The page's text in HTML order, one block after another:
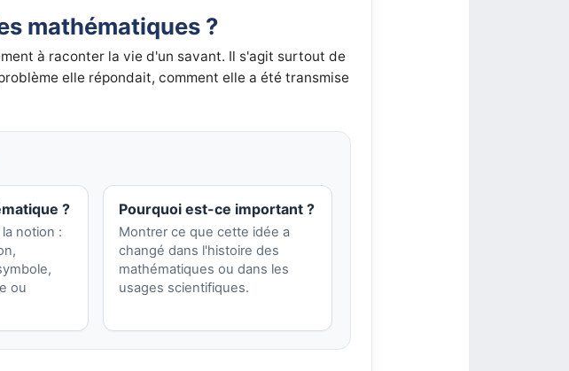
mathématiques ?
à raconter la vie d'un savant. Il s'agit surtout de
elle répondait, comment elle a été transmise
?
notion :
ou
Pourquoi est-ce important ?
Montrer ce que cette idée a
changé dans l'histoire des
mathématiques ou dans les
usages scientifiques.